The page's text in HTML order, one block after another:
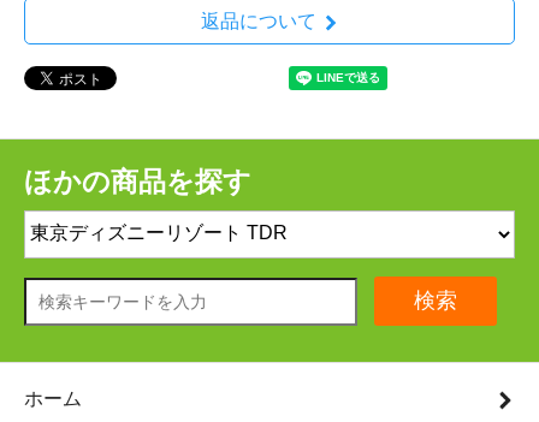
返品について
ほかの商品を探す
検索
ホーム